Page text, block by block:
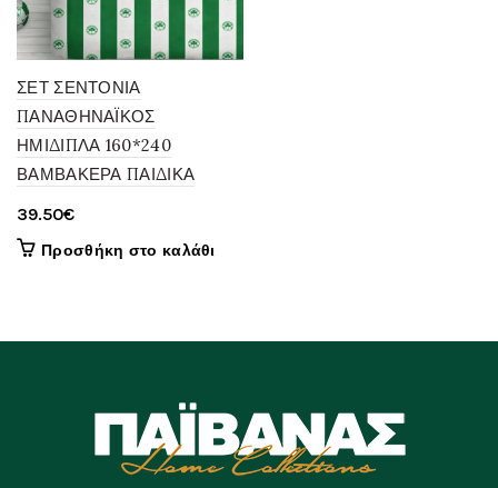
ΣΕΤ ΣΕΝΤΟΝΙΑ
ΠΑΝΑΘΗΝΑΪΚΟΣ
ΗΜΙΔΙΠΛΑ 160*240
ΒΑΜΒΑΚΕΡΑ ΠΑΙΔΙΚΑ
39.50€
Προσθήκη στο καλάθι